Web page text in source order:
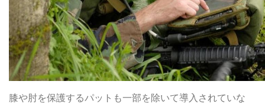
膝や肘を保護するパットも一部を除いて導入されていな